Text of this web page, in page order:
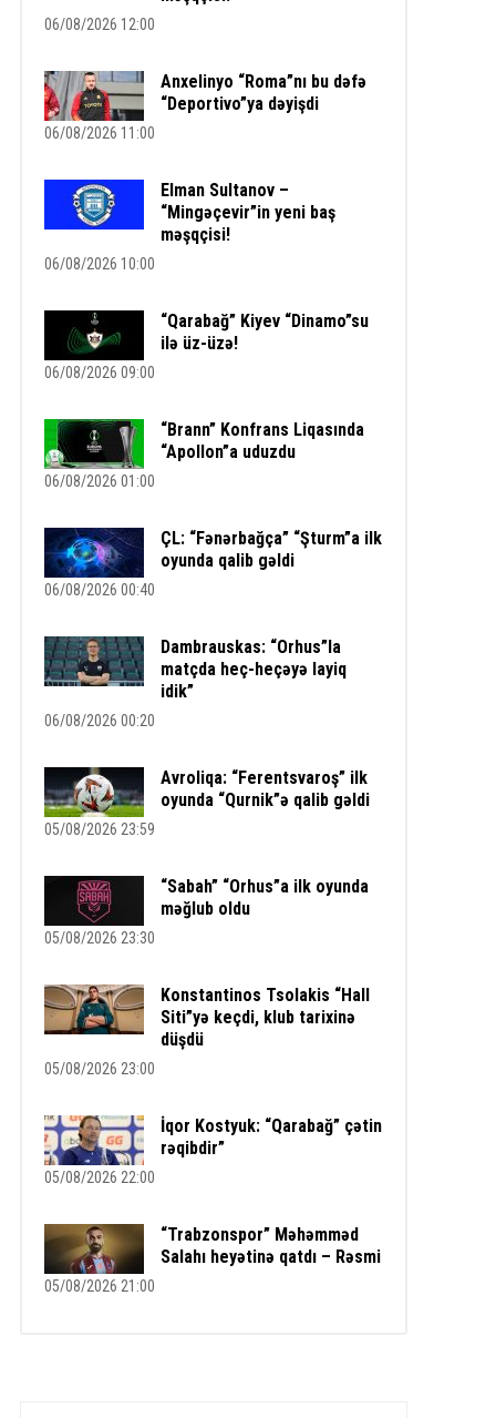
06/08/2026 12:00
Anxelinyo “Roma”nı bu dəfə
“Deportivo”ya dəyişdi
06/08/2026 11:00
Elman Sultanov –
“Mingəçevir”in yeni baş
məşqçisi!
06/08/2026 10:00
“Qarabağ” Kiyev “Dinamo”su
ilə üz-üzə!
06/08/2026 09:00
“Brann” Konfrans Liqasında
“Apollon”a uduzdu
06/08/2026 01:00
ÇL: “Fənərbağça” “Şturm”a ilk
oyunda qalib gəldi
06/08/2026 00:40
Dambrauskas: “Orhus”la
matçda heç-heçəyə layiq
idik”
06/08/2026 00:20
Avroliqa: “Ferentsvaroş” ilk
oyunda “Qurnik”ə qalib gəldi
05/08/2026 23:59
“Sabah” “Orhus”a ilk oyunda
məğlub oldu
05/08/2026 23:30
Konstantinos Tsolakis “Hall
Siti”yə keçdi, klub tarixinə
düşdü
05/08/2026 23:00
İqor Kostyuk: “Qarabağ” çətin
rəqibdir”
05/08/2026 22:00
“Trabzonspor” Məhəmməd
Salahı heyətinə qatdı – Rəsmi
05/08/2026 21:00